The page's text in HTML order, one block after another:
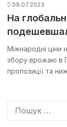
09.07.2023
На
Міжнародні ціни
збору врожаю в
пропозиції та